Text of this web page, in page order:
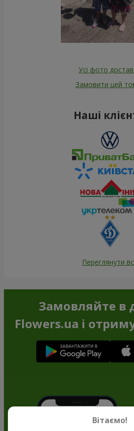
Усі фото
Замовити цей
Наші
Переглянути
Замовляйте в
Flowers.ua і
Вітаємо!